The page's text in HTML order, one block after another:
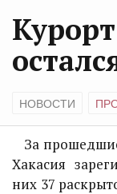
НОВОСТИ
За
Хакасия
них 37